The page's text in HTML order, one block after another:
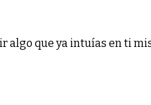
que ya intuías en ti